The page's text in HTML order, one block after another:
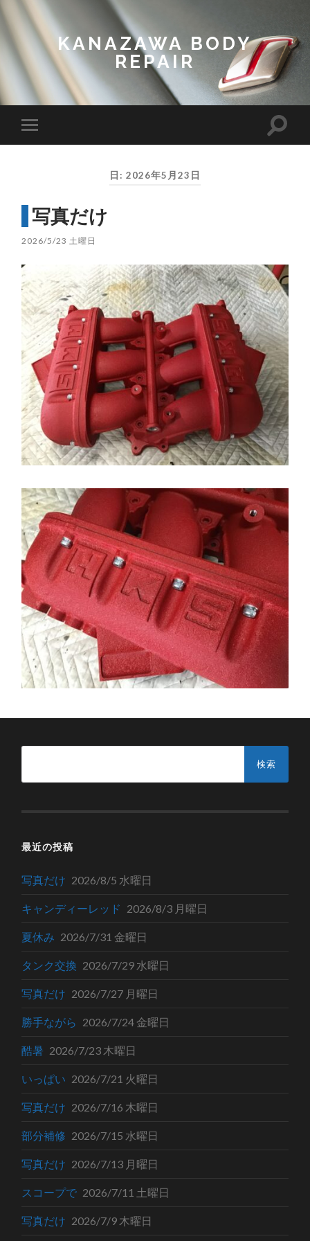
KANAZAWA BODY
REPAIR
mobile
Toggle
日: 2026年5月23日
写真だけ
2026/5/23 土曜日
最近の投稿
写真だけ 2026/8/5 水曜日
キャンディーレッド 2026/8/3 月曜日
夏休み 2026/7/31 金曜日
タンク交換 2026/7/29 水曜日
写真だけ 2026/7/27 月曜日
勝手ながら 2026/7/24 金曜日
酷暑 2026/7/23 木曜日
いっぱい 2026/7/21 火曜日
写真だけ 2026/7/16 木曜日
部分補修 2026/7/15 水曜日
写真だけ 2026/7/13 月曜日
スコープで 2026/7/11 土曜日
写真だけ 2026/7/9 木曜日